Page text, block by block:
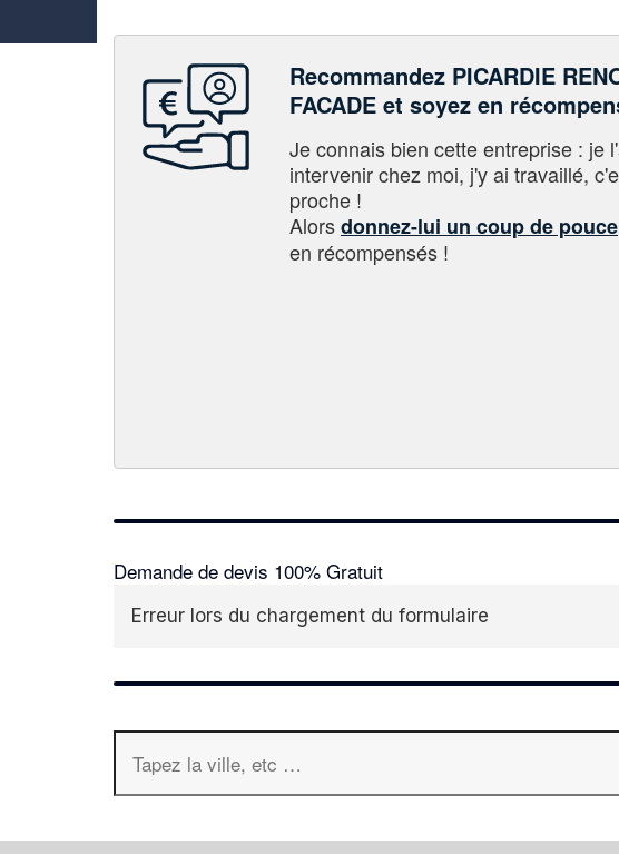
Recommandez PICARDIE
FACADE et soyez en
Je connais bien cette entreprise : je
intervenir chez moi, j'y ai travaillé,
proche !
Alorsdonnez-lui un coup de pouce
en récompensés !
Demande de devis 100% Gratuit
Erreur lors du chargement du formulaire